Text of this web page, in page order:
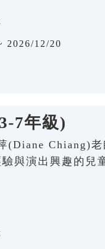
2026/12/20
7年級)
(Diane Chiang)
與演出興趣的兒